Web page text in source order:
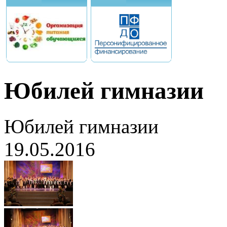
Юбилей гимназии
Юбилей гимназии
19.05.2016